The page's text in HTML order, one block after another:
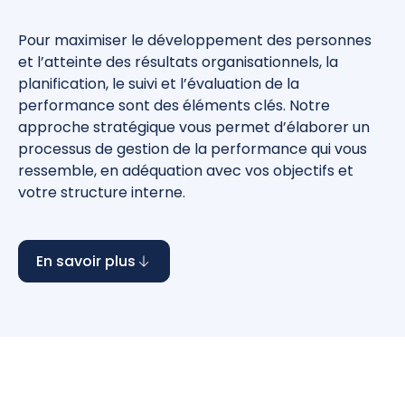
Pour maximiser le développement des personnes
et l’atteinte des résultats organisationnels, la
planification, le suivi et l’évaluation de la
performance sont des éléments clés. Notre
approche stratégique vous permet d’élaborer un
processus de gestion de la performance qui vous
ressemble, en adéquation avec vos objectifs et
votre structure interne.
En savoir plus